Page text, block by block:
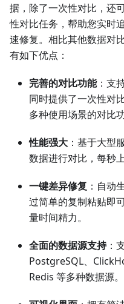
据，除了一次性对比，还
性对比任务，帮助您实时
速修复。相比其他数据对
有如下优点：
完善的对比功能：支
同时提供了一次性对
多种使用场景的对比功
性能强大 ：基于大型
数据进行对比，每秒
一键差异修复 ：自动
过简单的复制粘贴即
量时间精力。
全面的数据源支持：
PostgreSQL、
Redis 等多种数据源。